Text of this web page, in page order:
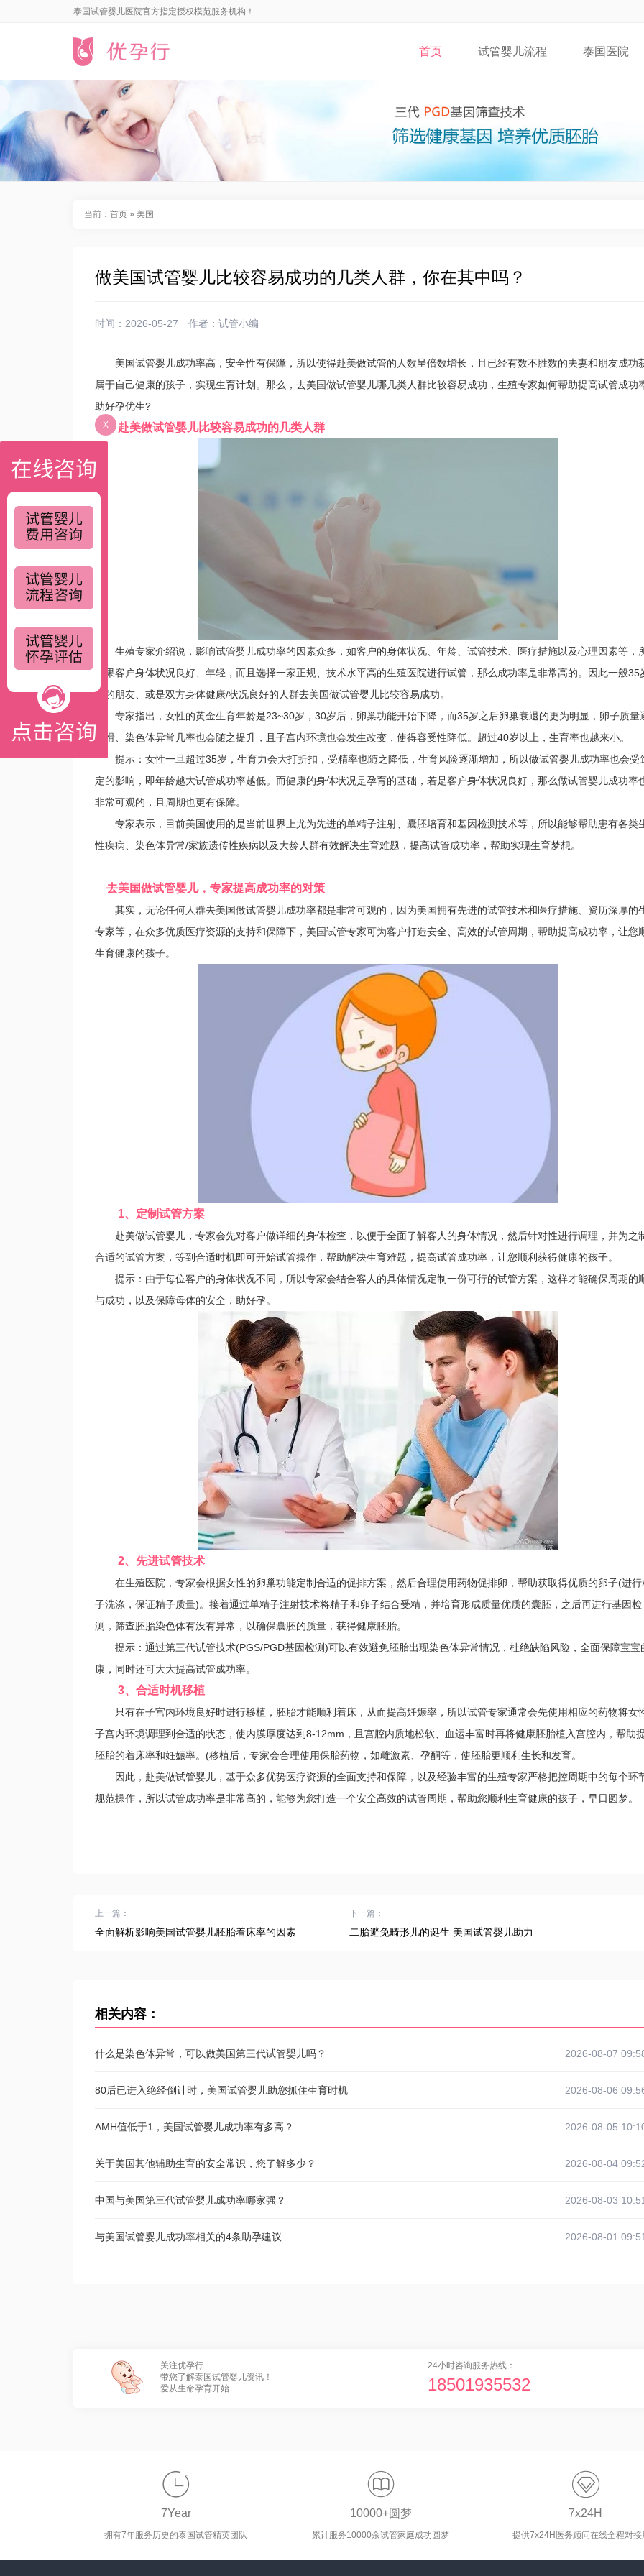
泰国试管婴儿医院官方指定授权模范服务机构！
首页 试管婴儿流程 泰国医院
当前： 首页 » 美国
做美国试管婴儿比较容易成功的几类人群，你在其中吗？
时间：2026-05-27 作者： 试管小编
美国试管婴儿成功率高，安全性有保障，所以使得赴美做试管的人数呈倍数增长，且已经有数不胜数的夫妻和朋友成功
属于自己健康的孩子，实现生育计划。那么，去美国做试管婴儿哪几类人群比较容易成功，生殖专家如何帮助提高试管成功
助好孕优生?
赴美做试管婴儿比较容易成功的几类人群
生殖专家介绍说，影响试管婴儿成功率的因素众多，如客户的身体状况、年龄、试管技术、医疗措施以及心理因素等，
如果客户身体状况良好、年轻，而且选择一家正规、技术水平高的生殖医院进行试管，那么成功率是非常高的。因此一般35
内的朋友、或是双方身体健康/状况良好的人群去美国做试管婴儿比较容易成功。
专家指出，女性的黄金生育年龄是23~30岁，30岁后，卵巢功能开始下降，而35岁之后卵巢衰退的更为明显，卵子质量
下滑、染色体异常几率也会随之提升，且子宫内环境也会发生改变，使得容受性降低。超过40岁以上，生育率也越来小。
提示：女性一旦超过35岁，生育力会大打折扣，受精率也随之降低，生育风险逐渐增加，所以做试管婴儿成功率也会受
定的影响，即年龄越大试管成功率越低。而健康的身体状况是孕育的基础，若是客户身体状况良好，那么做试管婴儿成功率
非常可观的，且周期也更有保障。
专家表示，目前美国使用的是当前世界上尤为先进的单精子注射、囊胚培育和基因检测技术等，所以能够帮助患有各类
性疾病、染色体异常/家族遗传性疾病以及大龄人群有效解决生育难题，提高试管成功率，帮助实现生育梦想。
去美国做试管婴儿，专家提高成功率的对策
其实，无论任何人群去美国做试管婴儿成功率都是非常可观的，因为美国拥有先进的试管技术和医疗措施、资历深厚的
专家等，在众多优质医疗资源的支持和保障下，美国试管专家可为客户打造安全、高效的试管周期，帮助提高成功率，让您
生育健康的孩子。
1、定制试管方案
赴美做试管婴儿，专家会先对客户做详细的身体检查，以便于全面了解客人的身体情况，然后针对性进行调理，并为之
合适的试管方案，等到合适时机即可开始试管操作，帮助解决生育难题，提高试管成功率，让您顺利获得健康的孩子。
提示：由于每位客户的身体状况不同，所以专家会结合客人的具体情况定制一份可行的试管方案，这样才能确保周期的
与成功，以及保障母体的安全，助好孕。
2、先进试管技术
在生殖医院，专家会根据女性的卵巢功能定制合适的促排方案，然后合理使用药物促排卵，帮助获取得优质的卵子(进行
子洗涤，保证精子质量)。接着通过单精子注射技术将精子和卵子结合受精，并培育形成质量优质的囊胚，之后再进行基因检
测，筛查胚胎染色体有没有异常，以确保囊胚的质量，获得健康胚胎。
提示：通过第三代试管技术(PGS/PGD基因检测)可以有效避免胚胎出现染色体异常情况，杜绝缺陷风险，全面保障宝宝
康，同时还可大大提高试管成功率。
3、合适时机移植
只有在子宫内环境良好时进行移植，胚胎才能顺利着床，从而提高妊娠率，所以试管专家通常会先使用相应的药物将女
子宫内环境调理到合适的状态，使内膜厚度达到8-12mm，且宫腔内质地松软、血运丰富时再将健康胚胎植入宫腔内，帮助
胚胎的着床率和妊娠率。(移植后，专家会合理使用保胎药物，如雌激素、孕酮等，使胚胎更顺利生长和发育。
因此，赴美做试管婴儿，基于众多优势医疗资源的全面支持和保障，以及经验丰富的生殖专家严格把控周期中的每个环
规范操作，所以试管成功率是非常高的，能够为您打造一个安全高效的试管周期，帮助您顺利生育健康的孩子，早日圆梦。
上一篇：
全面解析影响美国试管婴儿胚胎着床率的因素
下一篇：
二胎避免畸形儿的诞生 美国试管婴儿助力
相关内容：
什么是染色体异常，可以做美国第三代试管婴儿吗？ 2026-08-07
80后已进入绝经倒计时，美国试管婴儿助您抓住生育时机 2026-08-06
AMH值低于1，美国试管婴儿成功率有多高？ 2026-08-05
关于美国其他辅助生育的安全常识，您了解多少？ 2026-08-04
中国与美国第三代试管婴儿成功率哪家强？ 2026-08-03
与美国试管婴儿成功率相关的4条助孕建议 2026-08-01
关注优孕行
带您了解泰国试管婴儿资讯！
爱从生命孕育开始
24小时咨询服务热线：
18501935532

7Year
拥有7年服务历史的泰国试管精英团队

10000+圆梦
累计服务10000余试管家庭成功圆梦

7x24H
提供7x24H医务顾问在线全程对接
X